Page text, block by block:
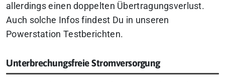
allerdings einen doppelten Übertragungsverlust.
Auch solche Infos findest Du in unseren
Powerstation Testberichten.
Unterbrechungsfreie Stromversorgung